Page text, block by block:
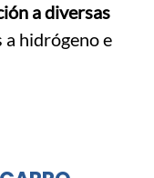
a diversas
a hidrógeno e